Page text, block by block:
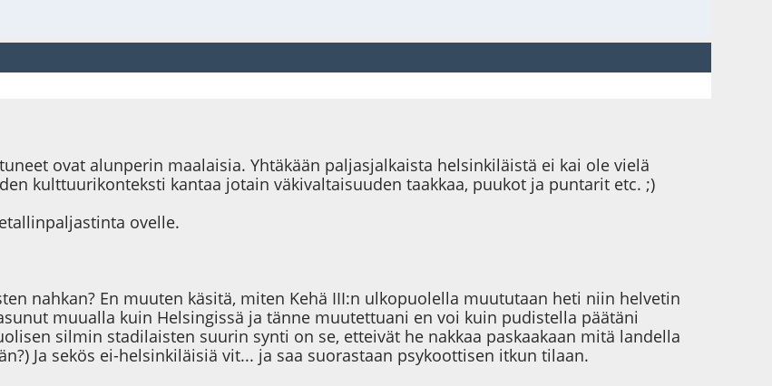
ovat alunperin maalaisia. Yhtäkään paljasjalkaista helsinkiläistä ei kai ole vielä
kulttuurikonteksti kantaa jotain väkivaltaisuuden taakkaa, puukot ja puntarit etc. ;)
ovelle.
nahkan? En muuten käsitä, miten Kehä III:n ulkopuolella muututaan heti niin helvetin
muualla kuin Helsingissä ja tänne muutettuani en voi kuin pudistella päätäni
silmin stadilaisten suurin synti on se, etteivät he nakkaa paskaakaan mitä landella
Ja sekös ei-helsinkiläisiä vit... ja saa suorastaan psykoottisen itkun tilaan.